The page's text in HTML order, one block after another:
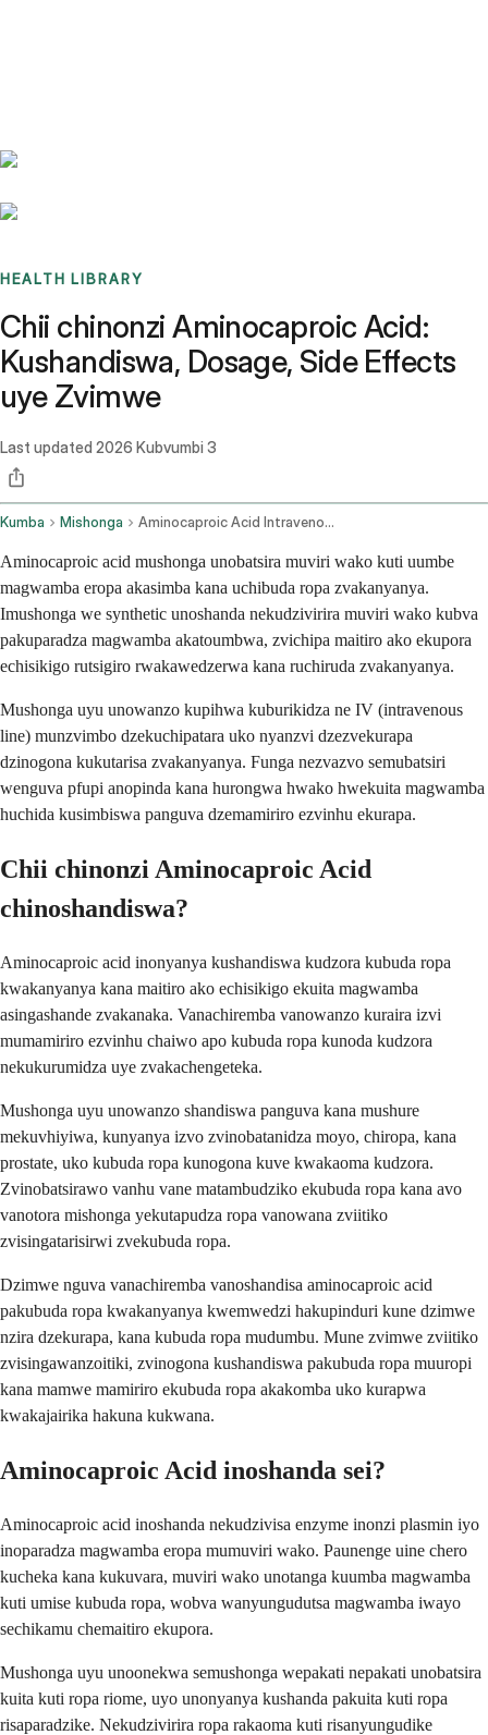
HEALTH LIBRARY
Chii chinonzi Aminocaproic Acid:
Kushandiswa, Dosage, Side Effects
uye Zvimwe
Last updated 2026 Kubvumbi 3
Kumba Mishonga Aminocaproic Acid Intravenous Route
Aminocaproic acid mushonga unobatsira muviri wako kuti uumbe
magwamba eropa akasimba kana uchibuda ropa zvakanyanya.
Imushonga we synthetic unoshanda nekudzivirira muviri wako kubva
pakuparadza magwamba akatoumbwa, zvichipa maitiro ako ekupora
echisikigo rutsigiro rwakawedzerwa kana ruchiruda zvakanyanya.
Mushonga uyu unowanzo kupihwa kuburikidza ne IV (intravenous
line) munzvimbo dzekuchipatara uko nyanzvi dzezvekurapa
dzinogona kukutarisa zvakanyanya. Funga nezvazvo semubatsiri
wenguva pfupi anopinda kana hurongwa hwako hwekuita magwamba
huchida kusimbiswa panguva dzemamiriro ezvinhu ekurapa.
Chii chinonzi Aminocaproic Acid
chinoshandiswa?
Aminocaproic acid inonyanya kushandiswa kudzora kubuda ropa
kwakanyanya kana maitiro ako echisikigo ekuita magwamba
asingashande zvakanaka. Vanachiremba vanowanzo kuraira izvi
mumamiriro ezvinhu chaiwo apo kubuda ropa kunoda kudzora
nekukurumidza uye zvakachengeteka.
Mushonga uyu unowanzo shandiswa panguva kana mushure
mekuvhiyiwa, kunyanya izvo zvinobatanidza moyo, chiropa, kana
prostate, uko kubuda ropa kunogona kuve kwakaoma kudzora.
Zvinobatsirawo vanhu vane matambudziko ekubuda ropa kana avo
vanotora mishonga yekutapudza ropa vanowana zviitiko
zvisingatarisirwi zvekubuda ropa.
Dzimwe nguva vanachiremba vanoshandisa aminocaproic acid
pakubuda ropa kwakanyanya kwemwedzi hakupinduri kune dzimwe
nzira dzekurapa, kana kubuda ropa mudumbu. Mune zvimwe zviitiko
zvisingawanzoitiki, zvinogona kushandiswa pakubuda ropa muuropi
kana mamwe mamiriro ekubuda ropa akakomba uko kurapwa
kwakajairika hakuna kukwana.
Aminocaproic Acid inoshanda sei?
Aminocaproic acid inoshanda nekudzivisa enzyme inonzi plasmin iyo
inoparadza magwamba eropa mumuviri wako. Paunenge uine chero
kucheka kana kukuvara, muviri wako unotanga kuumba magwamba
kuti umise kubuda ropa, wobva wanyungudutsa magwamba iwayo
sechikamu chemaitiro ekupora.
Mushonga uyu unoonekwa semushonga wepakati nepakati unobatsira
kuita kuti ropa riome, uyo unonyanya kushanda pakuita kuti ropa
risaparadzike. Nekudzivirira ropa rakaoma kuti risanyungudike